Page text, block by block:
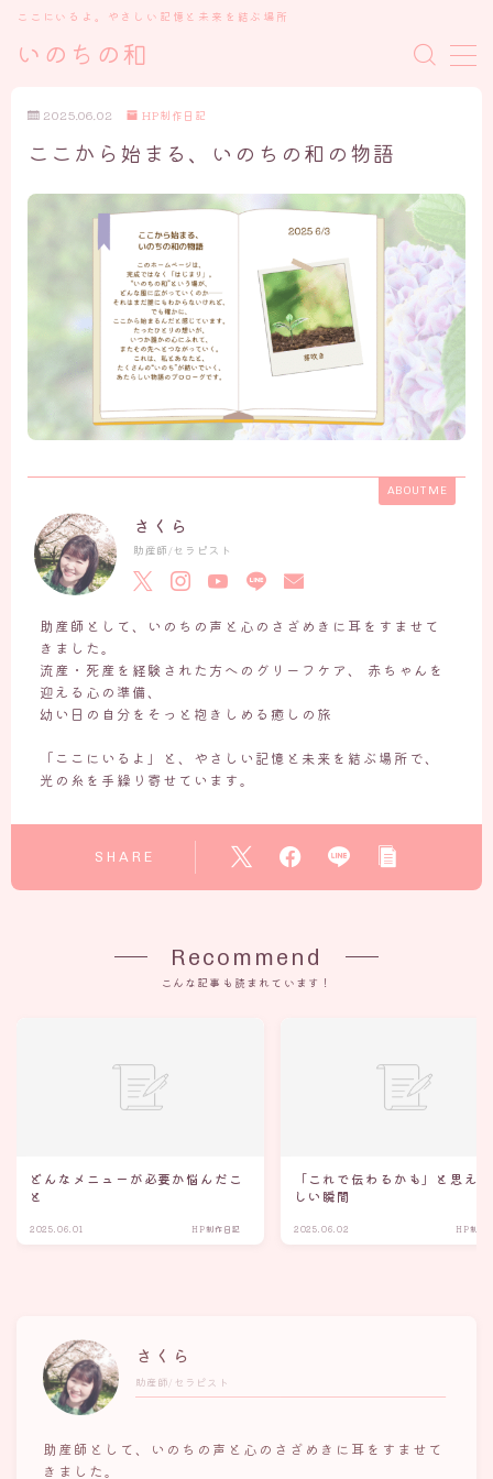
いのちの和
ここにいるよ。やさしい記憶と未来を結ぶ場所
トップ
私について
いのちの和を開いた理由
プロローグ ごあいさつ
ケアメニュー、講座について・お知らせ
ブログ
いのちの営み
ホームページ作成日記
JOY（アリエル）との旅の記録
お客様の声ーVOICE
Q＆A
よくあるご質問
「セッション前に読んでおきたい３つのこと」
出張セッションについて
2025.06.02 HP制作日記
ここから始まる、いのちの和の物語
ABOUT ME
さくら
助産師/セラピスト
助産師として、いのちの声と心のさざめきに耳をすませて
きました。
流産・死産を経験された方へのグリーフケア、 赤ちゃんを
迎える心の準備、
幼い日の自分をそっと抱きしめる癒しの旅
「ここにいるよ」と、やさしい記憶と未来を結ぶ場所で、
光の糸を手繰り寄せています。
SHARE
Recommend
こんな記事も読まれています！
どんなメニューが必要か悩んだこ
と
2025.06.01 HP制作日記
「これで伝わるかも」と思え
しい瞬間
2025.06.02 HP制作
さくら
助産師/セラピスト
助産師として、いのちの声と心のさざめきに耳をすませて
きました。